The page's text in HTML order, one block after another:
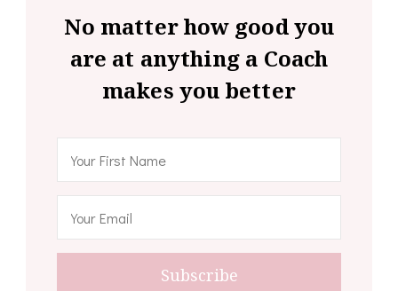
No matter how good you
are at anything a Coach
makes you better